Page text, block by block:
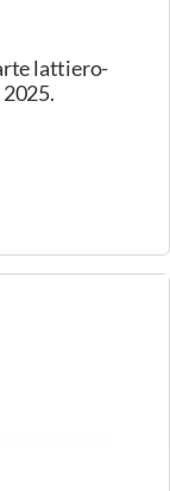
ricotte
selezione di
Italia. Le